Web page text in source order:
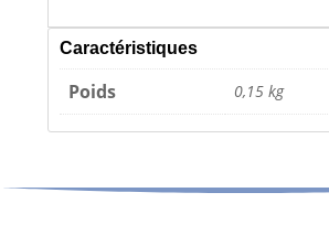
Caractéristiques
Poids 0,15 kg